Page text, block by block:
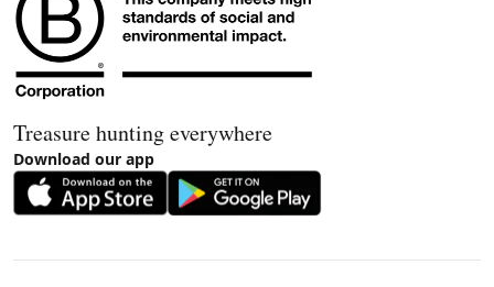
Treasure hunting everywhere
Download our app